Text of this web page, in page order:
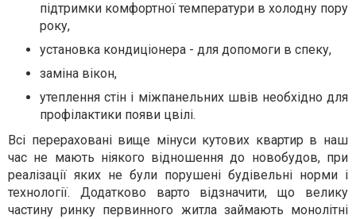
підтримки комфортної температури в холодну пору
року,
установка кондиціонера - для допомоги в спеку,
заміна вікон,
утеплення стін і міжпанельних швів необхідно для
профілактики появи цвілі.
Всі перераховані вище мінуси кутових квартир в наш
час не мають ніякого відношення до новобудов, при
реалізації яких не були порушені будівельні норми і
технології. Додатково варто відзначити, що велику
частину ринку первинного житла займають монолітні